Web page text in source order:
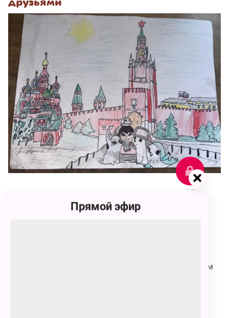
друзьями
95
Москве. Они оказались на красной площади. Им там
Прямой эфир